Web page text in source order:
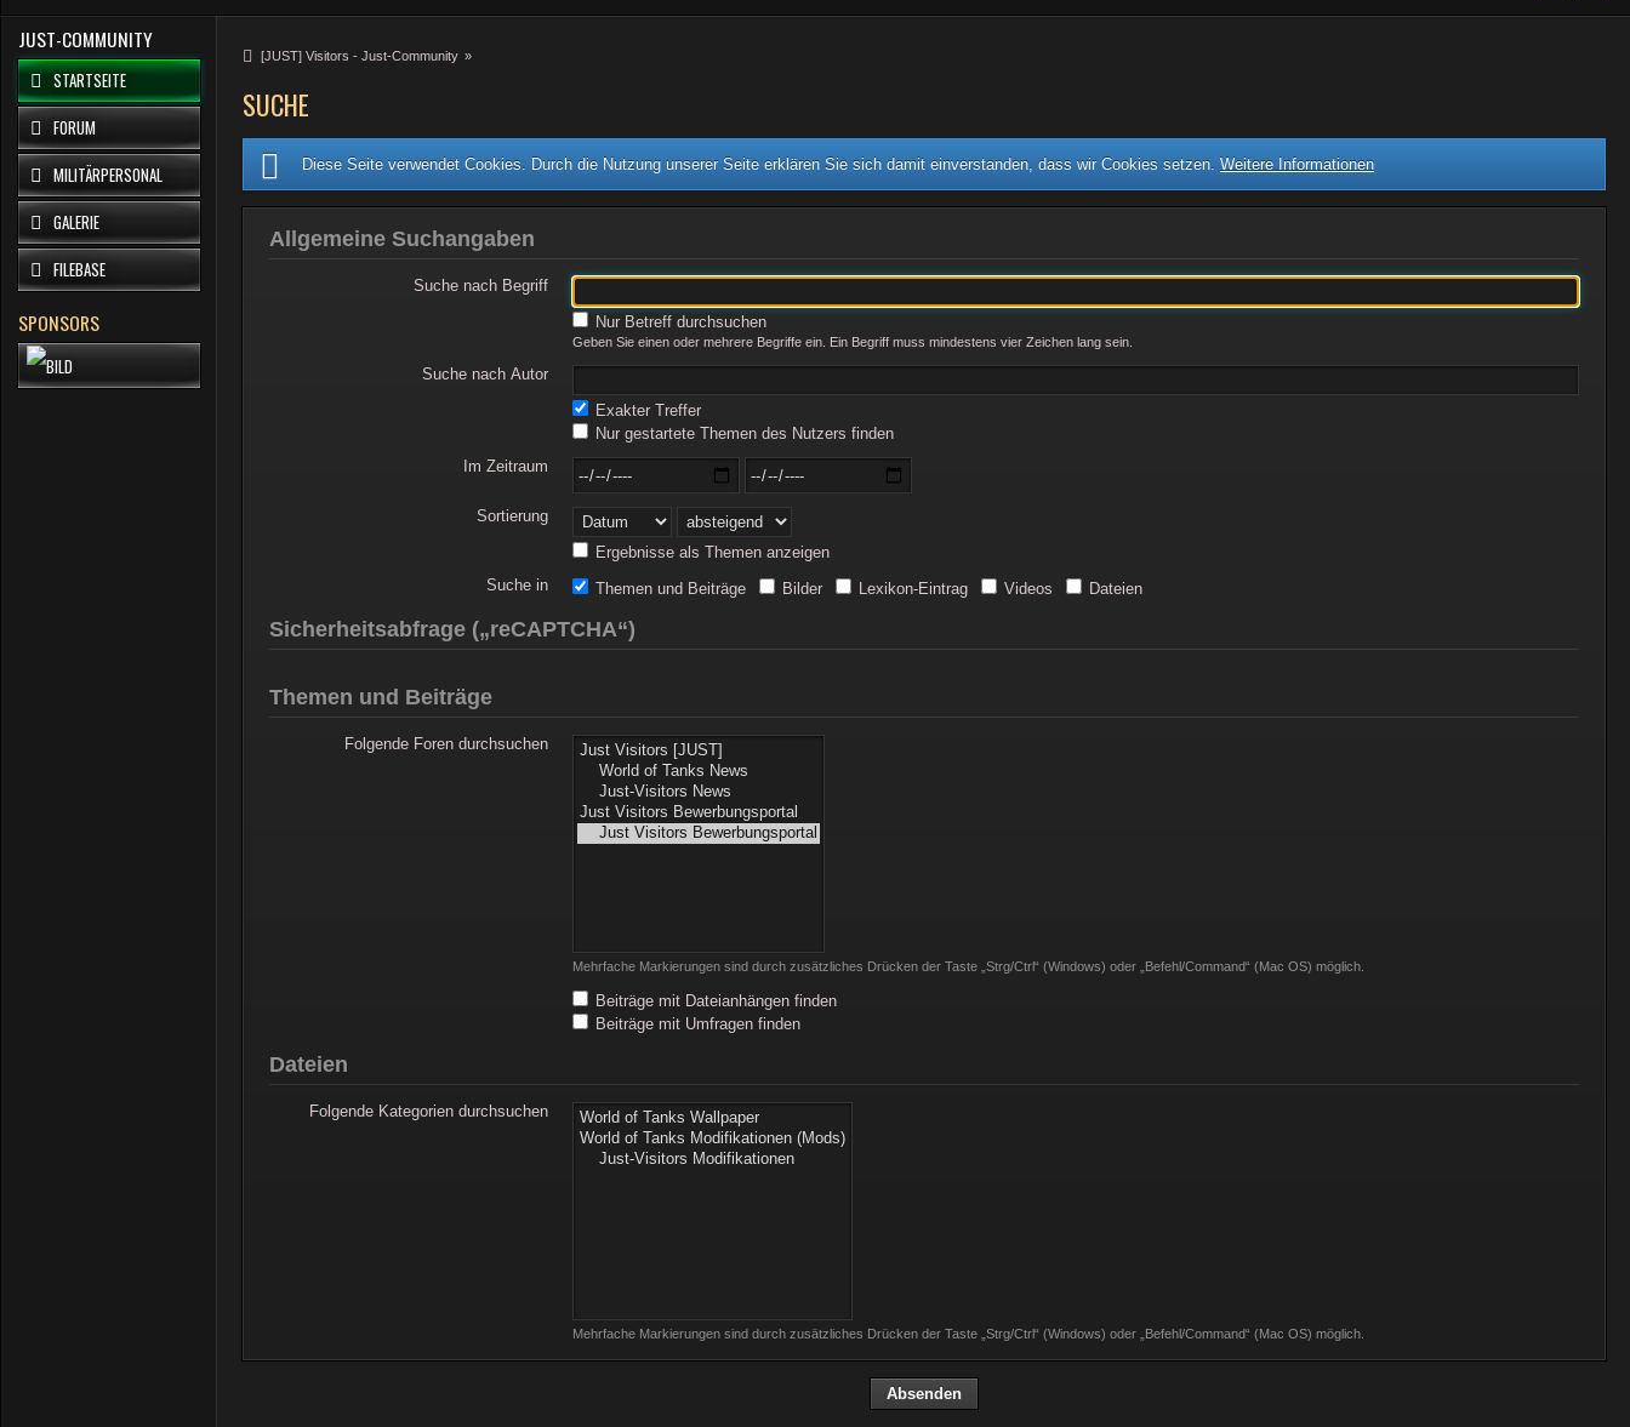
JUST-COMMUNITY
STARTSEITE
FORUM
MILITÄRPERSONAL
GALERIE
FILEBASE
SPONSORS
[JUST] Visitors - Just-Community »
SUCHE
Diese Seite verwendet Cookies. Durch die Nutzung unserer Seite erklären Sie sich damit einverstanden, dass wir Cookies setzen. Weitere Informationen
Allgemeine Suchangaben
Suche nach Begriff
Nur Betreff durchsuchen
Geben Sie einen oder mehrere Begriffe ein. Ein Begriff muss mindestens vier Zeichen lang sein.
Suche nach Autor
Exakter Treffer
Nur gestartete Themen des Nutzers finden
Im Zeitraum
Sortierung
Ergebnisse als Themen anzeigen
Suche in
Themen und Beiträge Bilder Lexikon-Eintrag Videos Dateien
Sicherheitsabfrage („reCAPTCHA“)
Themen und Beiträge
Folgende Foren durchsuchen
Mehrfache Markierungen sind durch zusätzliches Drücken der Taste „Strg/Ctrl“ (Windows) oder „Befehl/Command“ (Mac OS) möglich.
Beiträge mit Dateianhängen finden
Beiträge mit Umfragen finden
Dateien
Folgende Kategorien durchsuchen
Mehrfache Markierungen sind durch zusätzliches Drücken der Taste „Strg/Ctrl“ (Windows) oder „Befehl/Command“ (Mac OS) möglich.